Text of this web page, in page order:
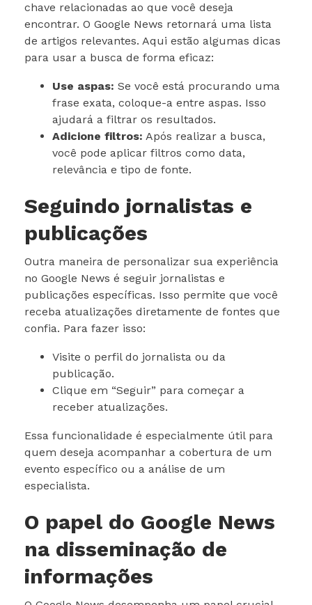
chave relacionadas ao que você deseja
encontrar. O Google News retornará uma lista
de artigos relevantes. Aqui estão algumas dicas
para usar a busca de forma eficaz:
Use aspas: Se você está procurando uma
frase exata, coloque-a entre aspas. Isso
ajudará a filtrar os resultados.
Adicione filtros: Após realizar a busca,
você pode aplicar filtros como data,
relevância e tipo de fonte.
Seguindo jornalistas e
publicações
Outra maneira de personalizar sua experiência
no Google News é seguir jornalistas e
publicações específicas. Isso permite que você
receba atualizações diretamente de fontes que
confia. Para fazer isso:
Visite o perfil do jornalista ou da
publicação.
Clique em “Seguir” para começar a
receber atualizações.
Essa funcionalidade é especialmente útil para
quem deseja acompanhar a cobertura de um
evento específico ou a análise de um
especialista.
O papel do Google News
na disseminação de
informações